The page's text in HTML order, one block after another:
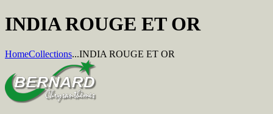
INDIA ROUGE ET OR
HomeCollections...INDIA ROUGE ET OR